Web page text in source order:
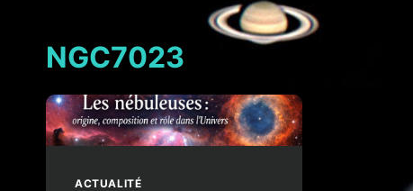
NGC7023
ACTUALITÉ